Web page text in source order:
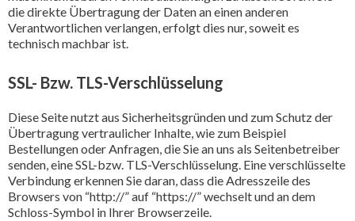
die direkte Übertragung der Daten an einen anderen
Verantwortlichen verlangen, erfolgt dies nur, soweit es
technisch machbar ist.
SSL- Bzw. TLS-Verschlüsselung
Diese Seite nutzt aus Sicherheitsgründen und zum Schutz der
Übertragung vertraulicher Inhalte, wie zum Beispiel
Bestellungen oder Anfragen, die Sie an uns als Seitenbetreiber
senden, eine SSL-bzw. TLS-Verschlüsselung. Eine verschlüsselte
Verbindung erkennen Sie daran, dass die Adresszeile des
Browsers von “http://” auf “https://” wechselt und an dem
Schloss-Symbol in Ihrer Browserzeile.